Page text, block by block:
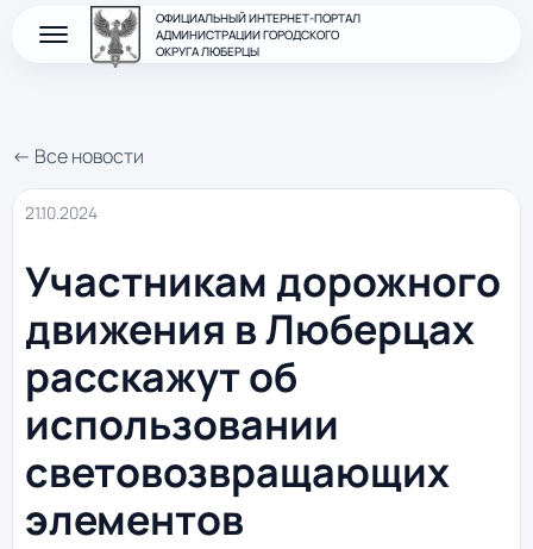
ОФИЦИАЛЬНЫЙ ИНТЕРНЕТ-ПОРТАЛ
АДМИНИСТРАЦИИ ГОРОДСКОГО
ОКРУГА ЛЮБЕРЦЫ
← Все новости
21.10.2024
Участникам дорожного
движения в Люберцах
расскажут об
использовании
световозвращающих
элементов